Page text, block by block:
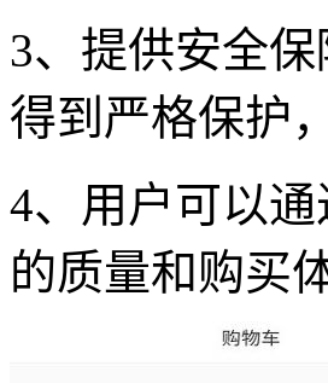
3、提供安全
得到严格保护
4、用户可以
的质量和购买